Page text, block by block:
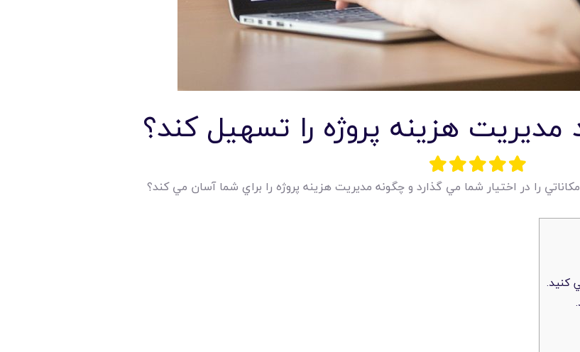
مديريت هزينه پروژه را تسهيل کند؟
را در اختيار شما مي گذارد و چگونه مديريت هزينه پروژه را براي شما آسان مي کند؟